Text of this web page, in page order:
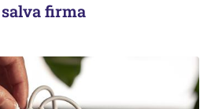
salva firma